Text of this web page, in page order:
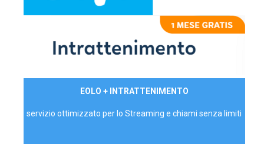
EOLO + INTRATTENIMENTO
servizio ottimizzato per lo Streaming e chiami senza limiti